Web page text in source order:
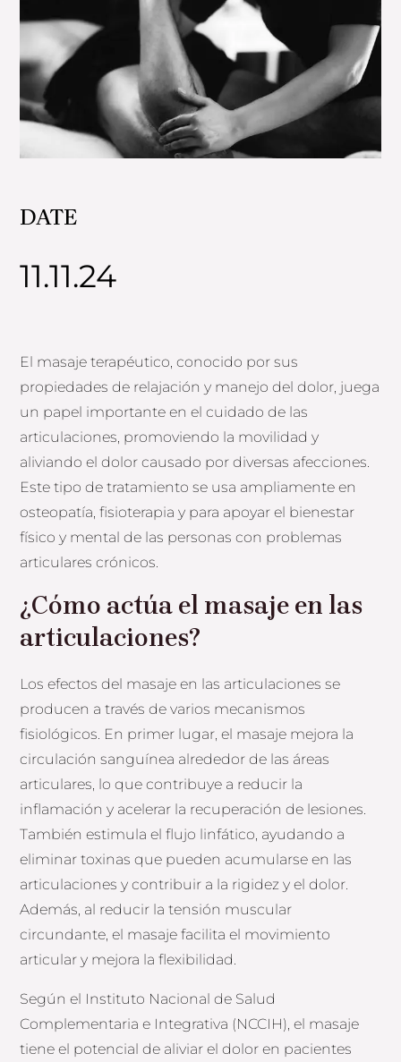
DATE
11.11.24
El masaje terapéutico, conocido por sus
propiedades de relajación y manejo del dolor, juega
un papel importante en el cuidado de las
articulaciones, promoviendo la movilidad y
aliviando el dolor causado por diversas afecciones.
Este tipo de tratamiento se usa ampliamente en
osteopatía, fisioterapia y para apoyar el bienestar
físico y mental de las personas con problemas
articulares crónicos.
¿Cómo actúa el masaje en las
articulaciones?
Los efectos del masaje en las articulaciones se
producen a través de varios mecanismos
fisiológicos. En primer lugar, el masaje mejora la
circulación sanguínea alrededor de las áreas
articulares, lo que contribuye a reducir la
inflamación y acelerar la recuperación de lesiones.
También estimula el flujo linfático, ayudando a
eliminar toxinas que pueden acumularse en las
articulaciones y contribuir a la rigidez y el dolor.
Además, al reducir la tensión muscular
circundante, el masaje facilita el movimiento
articular y mejora la flexibilidad.
Según el Instituto Nacional de Salud
Complementaria e Integrativa (NCCIH), el masaje
tiene el potencial de aliviar el dolor en pacientes